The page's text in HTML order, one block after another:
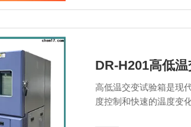
DR-H201高低
高低温交变试验箱是现
度控制和快速的温度变